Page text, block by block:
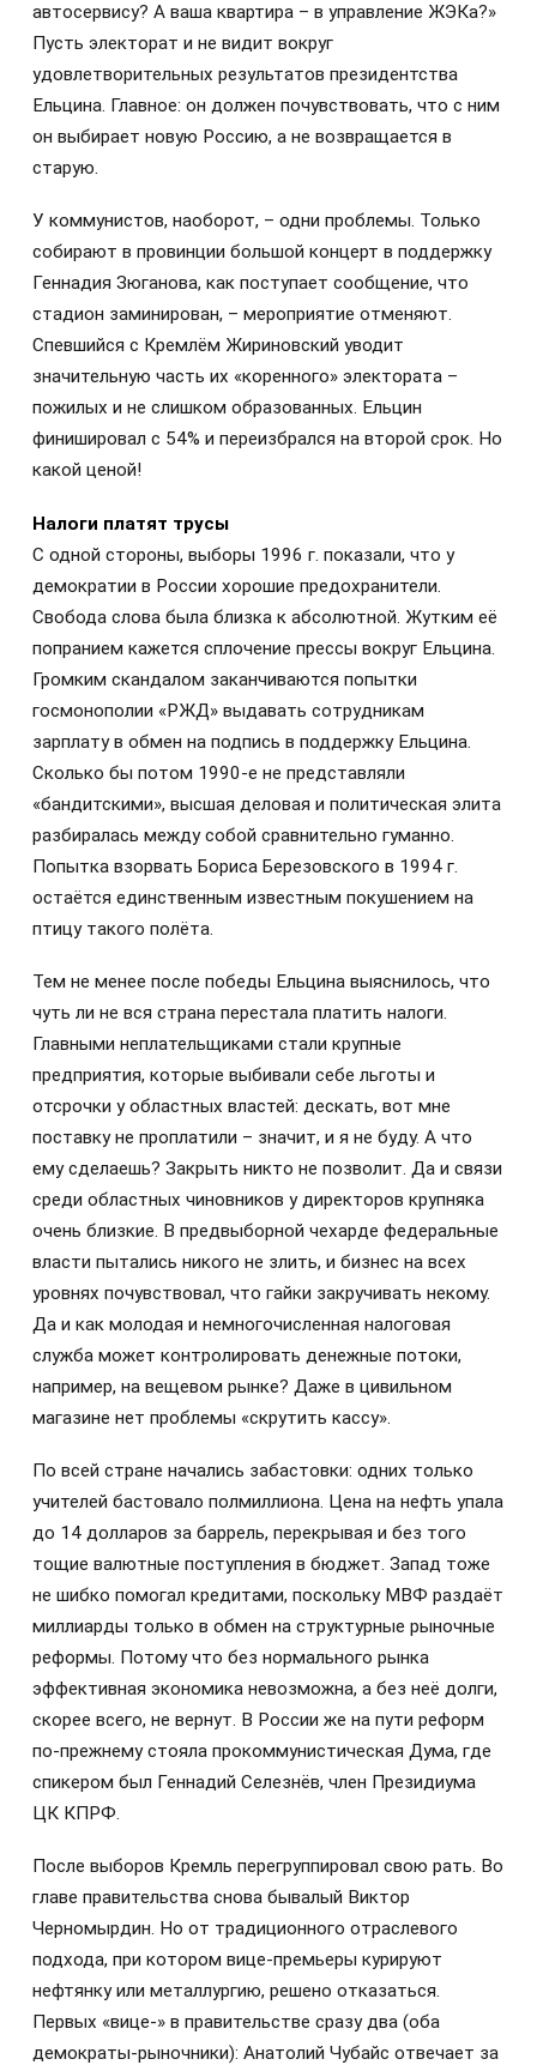
автосервису? А ваша квартира – в управление ЖЭКа?»
Пусть электорат и не видит вокруг
удовлетворительных результатов президентства
Ельцина. Главное: он должен почувствовать, что с ним
он выбирает новую Россию, а не возвращается в
старую.
У коммунистов, наоборот, – одни проблемы. Только
собирают в провинции большой концерт в поддержку
Геннадия Зюганова, как поступает сообщение, что
стадион заминирован, – мероприятие отменяют.
Спевшийся с Кремлём Жириновский уводит
значительную часть их «коренного» электората –
пожилых и не слишком образованных. Ельцин
финишировал с 54% и переизбрался на второй срок. Но
какой ценой!
Налоги платят трусы
С одной стороны, выборы 1996 г. показали, что у
демократии в России хорошие предохранители.
Свобода слова была близка к абсолютной. Жутким её
попранием кажется сплочение прессы вокруг Ельцина.
Громким скандалом заканчиваются попытки
госмонополии «РЖД» выдавать сотрудникам
зарплату в обмен на подпись в поддержку Ельцина.
Сколько бы потом 1990-е не представляли
«бандитскими», высшая деловая и политическая элита
разбиралась между собой сравнительно гуманно.
Попытка взорвать Бориса Березовского в 1994 г.
остаётся единственным известным покушением на
птицу такого полёта.
Тем не менее после победы Ельцина выяснилось, что
чуть ли не вся страна перестала платить налоги.
Главными неплательщиками стали крупные
предприятия, которые выбивали себе льготы и
отсрочки у областных властей: дескать, вот мне
поставку не проплатили – значит, и я не буду. А что
ему сделаешь? Закрыть никто не позволит. Да и связи
среди областных чиновников у директоров крупняка
очень близкие. В предвыборной чехарде федеральные
власти пытались никого не злить, и бизнес на всех
уровнях почувствовал, что гайки закручивать некому.
Да и как молодая и немногочисленная налоговая
служба может контролировать денежные потоки,
например, на вещевом рынке? Даже в цивильном
магазине нет проблемы «скрутить кассу».
По всей стране начались забастовки: одних только
учителей бастовало полмиллиона. Цена на нефть упала
до 14 долларов за баррель, перекрывая и без того
тощие валютные поступления в бюджет. Запад тоже
не шибко помогал кредитами, поскольку МВФ раздаёт
миллиарды только в обмен на структурные рыночные
реформы. Потому что без нормального рынка
эффективная экономика невозможна, а без неё долги,
скорее всего, не вернут. В России же на пути реформ
по-прежнему стояла прокоммунистическая Дума, где
спикером был Геннадий Селезнёв, член Президиума
ЦК КПРФ.
После выборов Кремль перегруппировал свою рать. Во
главе правительства снова бывалый Виктор
Черномырдин. Но от традиционного отраслевого
подхода, при котором вице-премьеры курируют
нефтянку или металлургию, решено отказаться.
Первых «вице-» в правительстве сразу два (оба
демократы-рыночники): Анатолий Чубайс отвечает за